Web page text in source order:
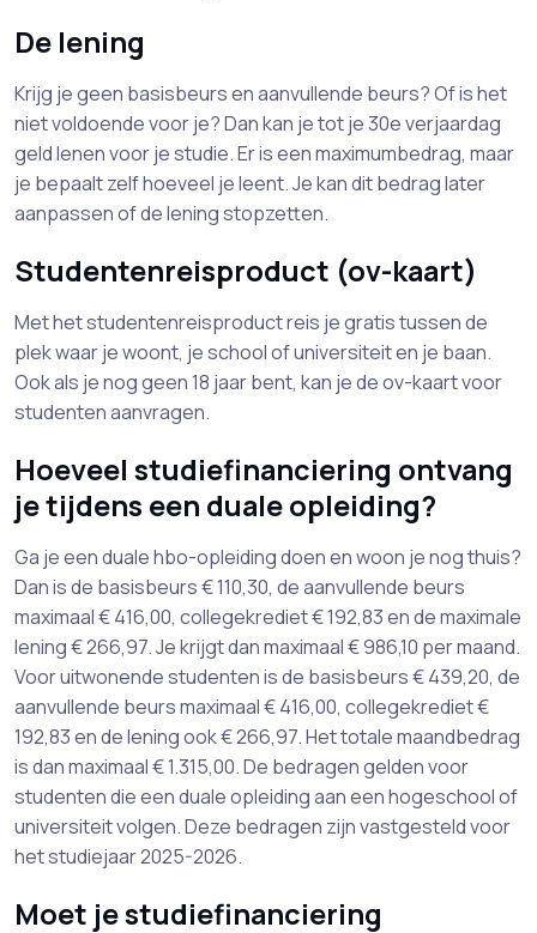
De lening
Krijg je geen basisbeurs en aanvullende beurs? Of is het
niet voldoende voor je? Dan kan je tot je 30e verjaardag
geld lenen voor je studie. Er is een maximumbedrag, maar
je bepaalt zelf hoeveel je leent. Je kan dit bedrag later
aanpassen of de lening stopzetten.
Studentenreisproduct (ov-kaart)
Met het studentenreisproduct reis je gratis tussen de
plek waar je woont, je school of universiteit en je baan.
Ook als je nog geen 18 jaar bent, kan je de ov-kaart voor
studenten aanvragen.
Hoeveel studiefinanciering ontvang
je tijdens een duale opleiding?
Ga je een duale hbo-opleiding doen en woon je nog thuis?
Dan is de basisbeurs € 110,30, de aanvullende beurs
maximaal € 416,00, collegekrediet € 192,83 en de maximale
lening € 266,97. Je krijgt dan maximaal € 986,10 per maand.
Voor uitwonende studenten is de basisbeurs € 439,20, de
aanvullende beurs maximaal € 416,00, collegekrediet €
192,83 en de lening ook € 266,97. Het totale maandbedrag
is dan maximaal € 1.315,00. De bedragen gelden voor
studenten die een duale opleiding aan een hogeschool of
universiteit volgen. Deze bedragen zijn vastgesteld voor
het studiejaar 2025-2026.
Moet je studiefinanciering